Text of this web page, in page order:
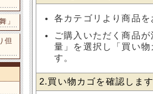
」
但
各カテゴリより商品
ご購入いただく商品
量」を選択し「買い
す。
2.買い物カゴを確認しま